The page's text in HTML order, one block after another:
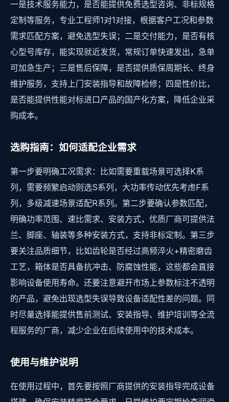
一是技术服务能力，是否能提供免费选型咨询、非标规格
定制等服务，专业工程师1对1对接，根据客户工况和参数
需求匹配方案，避免选型失误；二是交付能力，是否有核
心型号库存，能实现就近发货，常规订单快速发出，急单
可加急生产；三是售后保障，是否提供质保周期长、终身
维护服务，支持上门安装指导和故障检修；四是性价比，
是否能提供性能对标进口产品的国产化方案，降低企业采
购成本。
选购指南：如何适配企业需求
第一步要明确工况需求：比如需要重载场景可选择K系
列，需要频繁启动则选S系列，大功率传动优先考虑F系
列，多级减速场景适配R系列。第二步要确认参数匹配，
明确功率范围、速比需求、安装方式，优质厂商可提供法
兰、脚座、轴装等多种安装方式，支持非标定制。第三步
要关注品质细节，比如齿轮是否经过高频淬火+精密磨齿
工艺，箱体是否具备抗冲击、防腐蚀性能，这些都会直接
影响设备使用寿命。还要注意避开市场上参数标注不透明
的产品，避免出现选型失误导致设备适配性差的问题。同
时尽量选择能提供售前测试、安装指导、维护培训等全流
程服务的厂商，减少企业在后续使用中的技术成本。
使用与维护说明
在使用过程中，首先要按照厂商提供的安装指导完成设备